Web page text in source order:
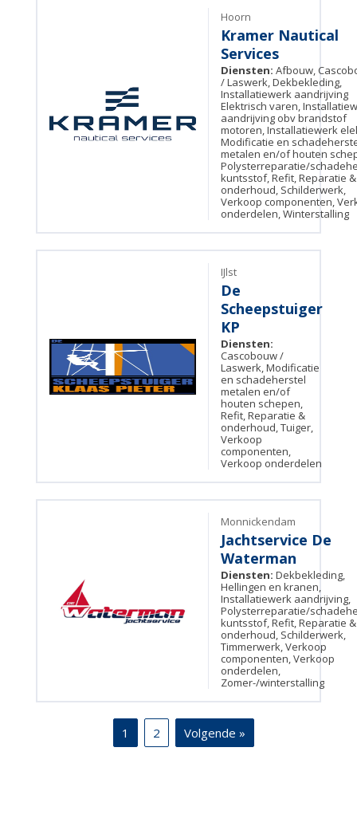
Hoorn
Kramer Nautical
Services
Diensten: Afbouw,
/ Laswerk, Dekbekleding,
Installatiewerk aandrijving
Elektrisch varen,
aandrijving obv brandstof
motoren, Installatiewerk
Modificatie en
metalen en/of houten
Polysterreparatie/
kuntsstof, Refit, Reparatie &
onderhoud, Schilderwerk,
Verkoop componenten,
onderdelen, Winterstalling
IJlst
De
Scheepstuiger
KP
Diensten:
Cascobouw /
Laswerk, Modificatie
en schadeherstel
metalen en/of
houten schepen,
Refit, Reparatie &
onderhoud, Tuiger,
Verkoop
componenten,
Verkoop onderdelen
Monnickendam
Jachtservice De
Waterman
Diensten: Dekbekleding,
Hellingen en kranen,
Installatiewerk aandrijving,
Polysterreparatie/
kuntsstof, Refit, Reparatie &
onderhoud, Schilderwerk,
Timmerwerk, Verkoop
componenten, Verkoop
onderdelen,
Zomer-/winterstalling
1 2 Volgende »